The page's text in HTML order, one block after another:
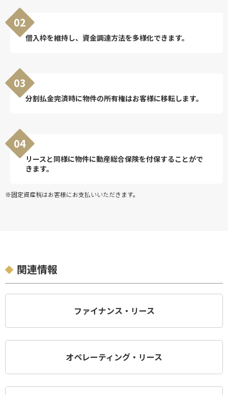
02
借入枠を維持し、資金調達方法を多様化できます。
03
分割払金完済時に物件の所有権はお客様に移転します。
04
リースと同様に物件に動産総合保険を付保することがで
きます。
※固定資産税はお客様にお支払いいただきます。
関連情報
ファイナンス・リース
オペレーティング・リース